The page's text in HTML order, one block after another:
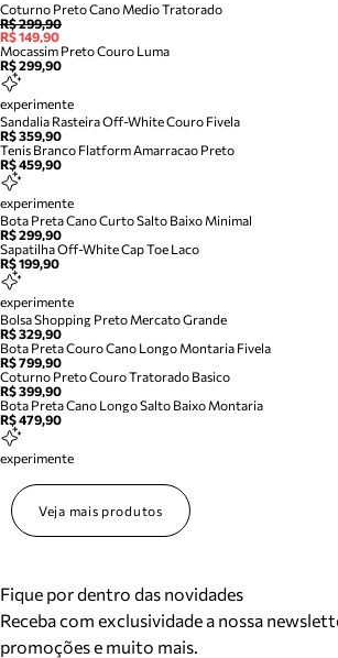
Coturno Preto Cano Medio Tratorado
R$ 299,90
R$ 149,90
Mocassim Preto Couro Luma
R$ 299,90
experimente
Sandalia Rasteira Off-White Couro Fivela
R$ 359,90
Tenis Branco Flatform Amarracao Preto
R$ 459,90
experimente
Bota Preta Cano Curto Salto Baixo Minimal
R$ 299,90
Sapatilha Off-White Cap Toe Laco
R$ 199,90
experimente
Bolsa Shopping Preto Mercato Grande
R$ 329,90
Bota Preta Couro Cano Longo Montaria Fivela
R$ 799,90
Coturno Preto Couro Tratorado Basico
R$ 399,90
Bota Preta Cano Longo Salto Baixo Montaria
R$ 479,90
experimente
Veja mais produtos
Fique por dentro das novidades
Receba com exclusividade a nossa
promoções e muito mais.